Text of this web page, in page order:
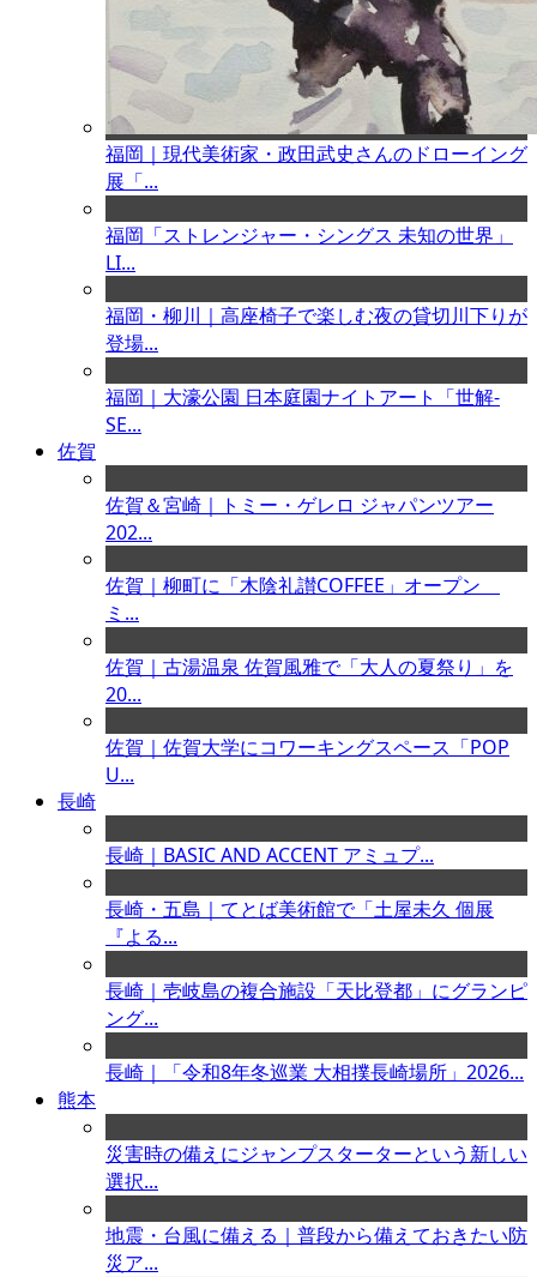
福岡｜現代美術家・政田武史さんのドローイング
展「...
福岡「ストレンジャー・シングス 未知の世界」
LI...
福岡・柳川｜高座椅子で楽しむ夜の貸切川下りが
登場...
福岡｜大濠公園 日本庭園ナイトアート「世解-
SE...
佐賀
佐賀＆宮崎｜トミー・ゲレロ ジャパンツアー
202...
佐賀｜柳町に「木陰礼讃COFFEE」オープン
ミ...
佐賀｜古湯温泉 佐賀風雅で「大人の夏祭り」を
20...
佐賀｜佐賀大学にコワーキングスペース「POP
U...
長崎
長崎｜BASIC AND ACCENT アミュプ...
長崎・五島｜てとば美術館で「土屋未久 個展
『よる...
長崎｜壱岐島の複合施設「天比登都」にグランピ
ング...
長崎｜「令和8年冬巡業 大相撲長崎場所」2026...
熊本
災害時の備えにジャンプスターターという新しい
選択...
地震・台風に備える｜普段から備えておきたい防
災ア...